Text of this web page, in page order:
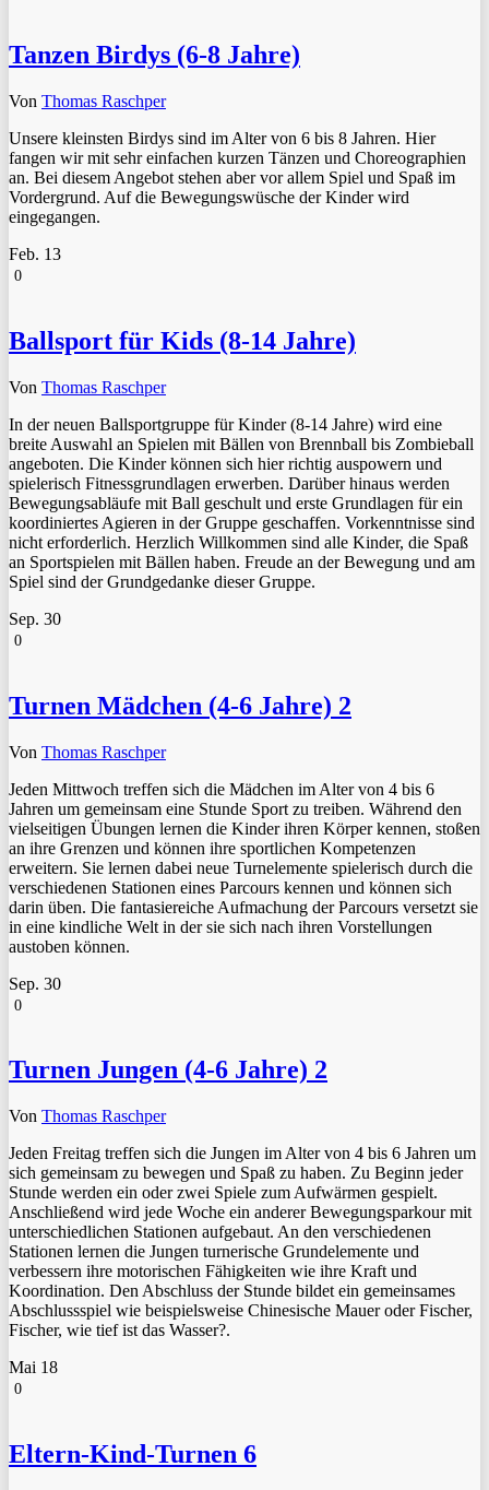
Tanzen Birdys (6-8 Jahre)
Von Thomas Raschper
Unsere kleinsten Birdys sind im Alter von 6 bis 8 Jahren. Hier
fangen wir mit sehr einfachen kurzen Tänzen und Choreographien
an. Bei diesem Angebot stehen aber vor allem Spiel und Spaß im
Vordergrund. Auf die Bewegungswüsche der Kinder wird
eingegangen.
Feb. 13
0
Ballsport für Kids (8-14 Jahre)
Von Thomas Raschper
In der neuen Ballsportgruppe für Kinder (8-14 Jahre) wird eine
breite Auswahl an Spielen mit Bällen von Brennball bis Zombieball
angeboten. Die Kinder können sich hier richtig auspowern und
spielerisch Fitnessgrundlagen erwerben. Darüber hinaus werden
Bewegungsabläufe mit Ball geschult und erste Grundlagen für ein
koordiniertes Agieren in der Gruppe geschaffen. Vorkenntnisse sind
nicht erforderlich. Herzlich Willkommen sind alle Kinder, die Spaß
an Sportspielen mit Bällen haben. Freude an der Bewegung und am
Spiel sind der Grundgedanke dieser Gruppe.
Sep. 30
0
Turnen Mädchen (4-6 Jahre) 2
Von Thomas Raschper
Jeden Mittwoch treffen sich die Mädchen im Alter von 4 bis 6
Jahren um gemeinsam eine Stunde Sport zu treiben. Während den
vielseitigen Übungen lernen die Kinder ihren Körper kennen, stoßen
an ihre Grenzen und können ihre sportlichen Kompetenzen
erweitern. Sie lernen dabei neue Turnelemente spielerisch durch die
verschiedenen Stationen eines Parcours kennen und können sich
darin üben. Die fantasiereiche Aufmachung der Parcours versetzt sie
in eine kindliche Welt in der sie sich nach ihren Vorstellungen
austoben können.
Sep. 30
0
Turnen Jungen (4-6 Jahre) 2
Von Thomas Raschper
Jeden Freitag treffen sich die Jungen im Alter von 4 bis 6 Jahren um
sich gemeinsam zu bewegen und Spaß zu haben. Zu Beginn jeder
Stunde werden ein oder zwei Spiele zum Aufwärmen gespielt.
Anschließend wird jede Woche ein anderer Bewegungsparkour mit
unterschiedlichen Stationen aufgebaut. An den verschiedenen
Stationen lernen die Jungen turnerische Grundelemente und
verbessern ihre motorischen Fähigkeiten wie ihre Kraft und
Koordination. Den Abschluss der Stunde bildet ein gemeinsames
Abschlussspiel wie beispielsweise Chinesische Mauer oder Fischer,
Fischer, wie tief ist das Wasser?.
Mai 18
0
Eltern-Kind-Turnen 6